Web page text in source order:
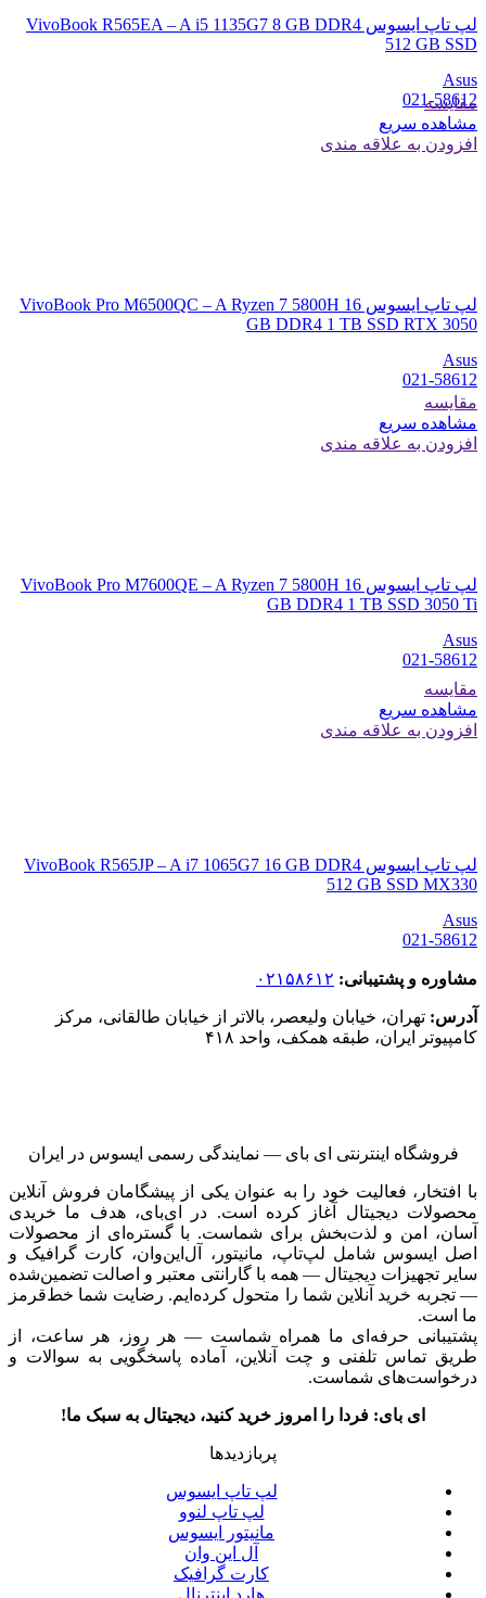
لپ تاپ ایسوس VivoBook R565EA – A i5 1135G7 8 GB DDR4
512 GB SSD
Asus
021-58612
مقایسه
مشاهده سریع
افزودن به علاقه مندی
لپ تاپ ایسوس VivoBook Pro M6500QC – A Ryzen 7 5800H 16
GB DDR4 1 TB SSD RTX 3050
Asus
021-58612
مقایسه
مشاهده سریع
افزودن به علاقه مندی
لپ تاپ ایسوس VivoBook Pro M7600QE – A Ryzen 7 5800H 16
GB DDR4 1 TB SSD 3050 Ti
Asus
021-58612
مقایسه
مشاهده سریع
افزودن به علاقه مندی
لپ تاپ ایسوس VivoBook R565JP – A i7 1065G7 16 GB DDR4
512 GB SSD MX330
Asus
021-58612
مشاوره و پشتیبانی: ۰۲۱۵۸۶۱۲
آدرس: تهران، خیابان ولیعصر، بالاتر از خیابان طالقانی، مرکز
کامپیوتر ایران، طبقه همکف، واحد ۴۱۸
فروشگاه اینترنتی ای‌ بای — نمایندگی رسمی ایسوس در ایران
با افتخار، فعالیت خود را به عنوان یکی از پیشگامان فروش آنلاین
محصولات دیجیتال آغاز کرده است. در ای‌بای، هدف ما خریدی
آسان، امن و لذت‌بخش برای شماست. با گستره‌ای از محصولات
اصل ایسوس شامل لپ‌تاپ، مانیتور، آل‌این‌وان، کارت گرافیک و
سایر تجهیزات دیجیتال — همه با گارانتی معتبر و اصالت تضمین‌شده
— تجربه خرید آنلاین شما را متحول کرده‌ایم. رضایت شما خط‌قرمز
ما است.
پشتیبانی حرفه‌ای ما همراه شماست — هر روز، هر ساعت، از
طریق تماس تلفنی و چت آنلاین، آماده پاسخگویی به سوالات و
درخواست‌های شماست.
ای بای: فردا را امروز خرید کنید، دیجیتال به سبک ما!
پربازدیدها
لپ تاپ ایسوس
لپ تاپ لنوو
مانیتور ایسوس
آل این وان
کارت گرافیک
هارد اینترنال